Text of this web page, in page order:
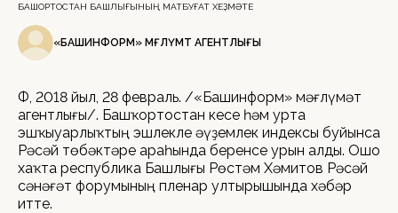
БАШҠОРТОСТАН БАШЛЫҒЫНЫҢ МАТБУҒАТ ХЕҘМӘТЕ
«БАШИНФОРМ» МӘҒЛҮМӘТ АГЕНТЛЫҒЫ
ӨФӨ, 2018 йыл, 28 февраль. /«Башинформ» мәғлүмәт
агентлығы/. Башҡортостан кесе һәм урта
эшҡыуарлыҡтың эшлекле әүҙемлек индексы буйынса
Рәсәй төбәктәре араһында беренсе урын алды. Ошо
хаҡта республика Башлығы Рөстәм Хәмитов Рәсәй
сәнәғәт форумының пленар ултырышында хәбәр
итте.